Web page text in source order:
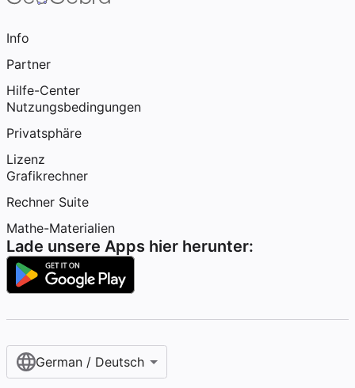
Info
Partner
Hilfe-Center
Nutzungsbedingungen
Privatsphäre
Lizenz
Grafikrechner
Rechner Suite
Mathe-Materialien
Lade unsere Apps hier herunter:
German / Deutsch